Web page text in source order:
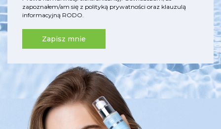
zapoznałem/am się z polityką prywatności oraz klauzulą
informacyjną RODO.
Zapisz mnie